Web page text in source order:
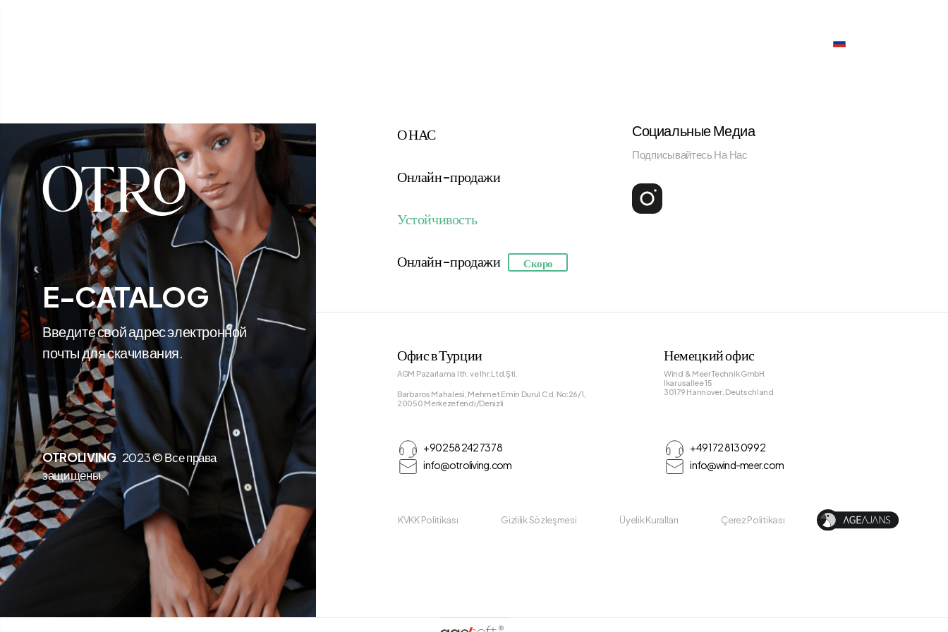
E-CATALOG
Введите свой адрес электронной
почты для скачивания.
OTROLIVING 2023 © Все права
защищены.
О НАС
Онлайн-продажи
Устойчивость
Онлайн-продажи Скоро
Социальные Медиа
Подписывайтесь На Нас
Офис в Турции
AGM Pazarlama Ith. ve Ihr.Ltd.Şti.
Barbaros Mahalesi, Mehmet Emin Durul Cd. No:26/1,
20050 Merkezefendi/Denizli
+90 258 242 73 78
info@otroliving.com
Немецкий офис
Wind & Meer Technik GmbH
Ikarusallee 15
30179 Hannover, Deutschland
+49 172 813 09 92
info@wind-meer.com
KVKK Politikası Gizlilik Sözleşmesi Üyelik Kuralları Çerez Politikası